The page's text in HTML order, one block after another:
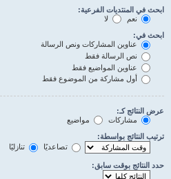
ابحث في المنتديات الفرعية:
نعم
لا
ابحث في:
عناوين المشاركات ونص الرسالة
نص الرسالة فقط
عناوين المواضيع فقط
أول مشاركة من الموضوع فقط
عرض النتائج كـ:
مشاركات
مواضيع
ترتيب النتائج بواسطة:
تصاعديًا
تنازليًا
حدد النتائج بوقت سابق: